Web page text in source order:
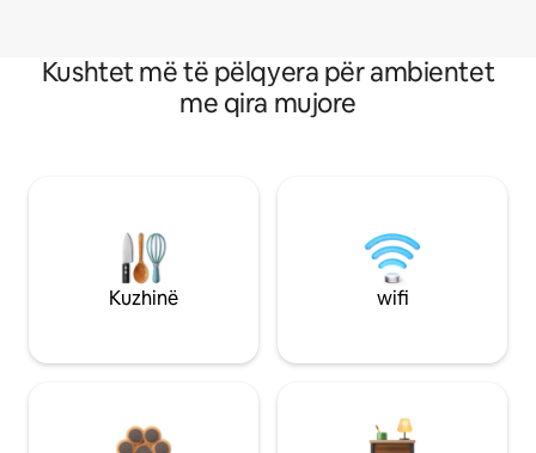
Kushtet më të pëlqyera për ambientet
me qira mujore
Kuzhinë wifi